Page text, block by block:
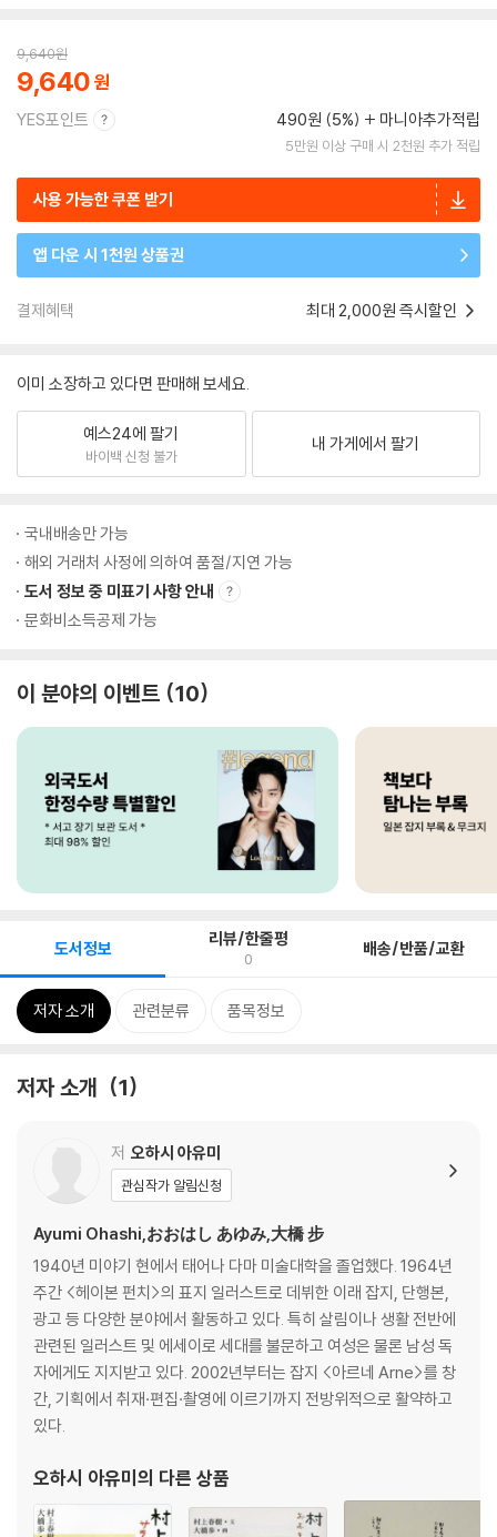
9,640원
9,640
YES포인트 490원 (5%) 마니아추가적립
5만원 이상 구매 시 2천원 추가 적립
사용 가능한 쿠폰 받기
앱 다운 시 1천원 상품권
결제혜택 최대 2,000원 즉시할인
이미 소장하고 있다면 판매해 보세요.
예스24에 팔기
바이백 신청 불가
내 가게에서 팔기
국내배송만 가능
해외 거래처 사정에 의하여 품절/지연 가능
도서 정보 중 미표기 사항 안내
문화비소득공제 가능
이 분야의 이벤트 10
도서정보 리뷰/한줄평
0 배송/반품/교환
저자 소개 관련분류 품목정보
저자 소개 1
저 오하시 아유미
관심작가 알림신청
Ayumi Ohashi,おおはし あゆみ,大橋 步
1940년 미야기 현에서 태어나 다마 미술대학을 졸업했다. 1964년
주간 <헤이본 펀치>의 표지 일러스트로 데뷔한 이래 잡지, 단행본,
광고 등 다양한 분야에서 활동하고 있다. 특히 살림이나 생활 전반에
관련된 일러스트 및 에세이로 세대를 불문하고 여성은 물론 남성 독
자에게도 지지받고 있다. 2002년부터는 잡지 <아르네 Arne>를 창
간, 기획에서 취재·편집·촬영에 이르기까지 전방위적으로 활약하고
있다.
오하시 아유미 의 다른 상품